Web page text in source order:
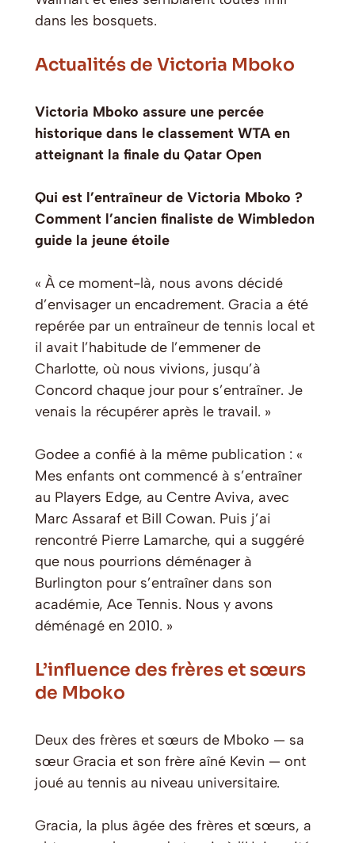
dans les bosquets.
Actualités de Victoria Mboko
Victoria Mboko assure une percée
historique dans le classement WTA en
atteignant la finale du Qatar Open
Qui est l’entraîneur de Victoria Mboko ?
Comment l’ancien finaliste de Wimbledon
guide la jeune étoile
« À ce moment-là, nous avons décidé
d’envisager un encadrement. Gracia a été
repérée par un entraîneur de tennis local et
il avait l’habitude de l’emmener de
Charlotte, où nous vivions, jusqu’à
Concord chaque jour pour s’entraîner. Je
venais la récupérer après le travail. »
Godee a confié à la même publication : «
Mes enfants ont commencé à s’entraîner
au Players Edge, au Centre Aviva, avec
Marc Assaraf et Bill Cowan. Puis j’ai
rencontré Pierre Lamarche, qui a suggéré
que nous pourrions déménager à
Burlington pour s’entraîner dans son
académie, Ace Tennis. Nous y avons
déménagé en 2010. »
L’influence des frères et sœurs
de Mboko
Deux des frères et sœurs de Mboko — sa
sœur Gracia et son frère aîné Kevin — ont
joué au tennis au niveau universitaire.
Gracia, la plus âgée des frères et sœurs, a